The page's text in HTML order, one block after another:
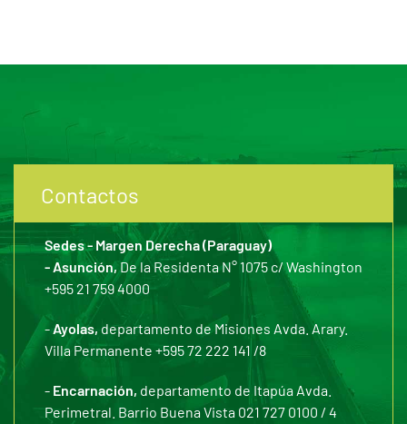
Contactos
Sedes - Margen Derecha (Paraguay)
- Asunción,De la Residenta N° 1075 c/ Washington
+595 21 759 4000
-Ayolas, departamento de Misiones Avda. Arary.
Villa Permanente +595 72 222 141 /8
- Encarnación, departamento de Itapúa Avda.
Perimetral. Barrio Buena Vista 021 727 0100 / 4